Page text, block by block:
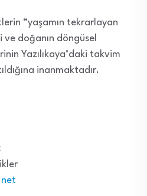
“yaşamın tekrarlayan
doğanın döngüsel
Yazılıkaya’daki takvim
inanmaktadır.